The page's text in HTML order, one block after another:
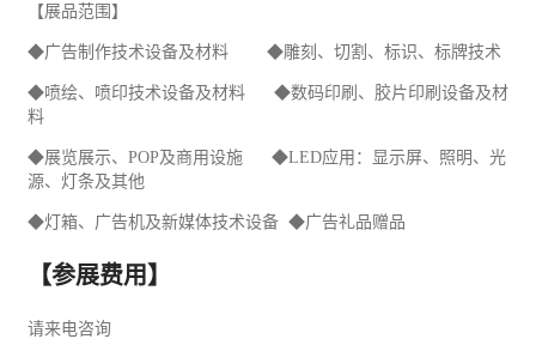
【展品范围】
◆广告制作技术设备及材料 ◆雕刻、切割、标识、标牌技术
◆喷绘、喷印技术设备及材料 ◆数码印刷 、胶片印刷设备及材
料
◆展览展示、POP及商用设施 ◆LED应用：显示屏、照明、光
源、灯条及其他
◆灯箱、广告机及新媒体技术设备 ◆广告礼品赠品
【参展费用】
请来电咨询